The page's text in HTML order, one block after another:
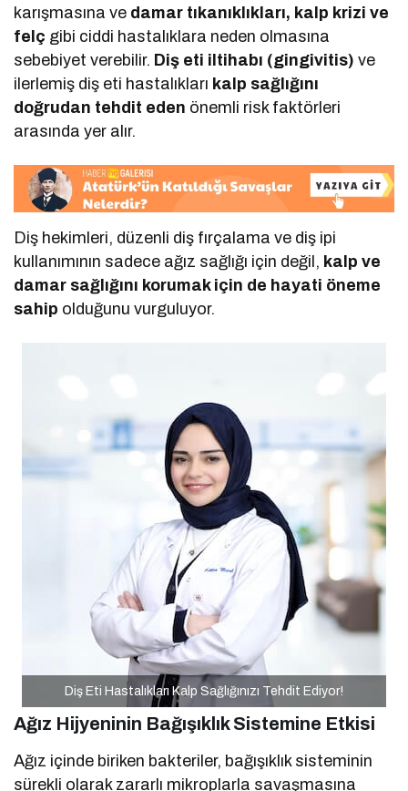
karışmasına ve damar tıkanıklıkları, kalp krizi ve
felç gibi ciddi hastalıklara neden olmasına
sebebiyet verebilir. Diş eti iltihabı (gingivitis) ve
ilerlemiş diş eti hastalıkları kalp sağlığını
doğrudan tehdit eden önemli risk faktörleri
arasında yer alır.
Diş hekimleri, düzenli diş fırçalama ve diş ipi
kullanımının sadece ağız sağlığı için değil, kalp ve
damar sağlığını korumak için de hayati öneme
sahip olduğunu vurguluyor.
Diş Eti Hastalıkları Kalp Sağlığınızı Tehdit Ediyor!
Ağız Hijyeninin Bağışıklık Sistemine Etkisi
Ağız içinde biriken bakteriler, bağışıklık sisteminin
sürekli olarak zararlı mikroplarla savaşmasına